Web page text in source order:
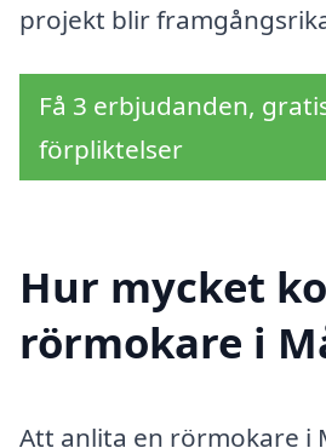
projekt blir
Få 3 erbjudanden,
förpliktelser
Hur mycket
rörmokare i
Att anlita en rörmokare i